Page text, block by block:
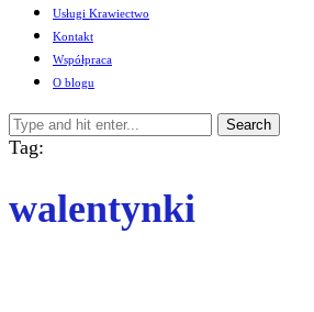
Usługi Krawiectwo
Kontakt
Współpraca
O blogu
Search
Tag:
walentynki